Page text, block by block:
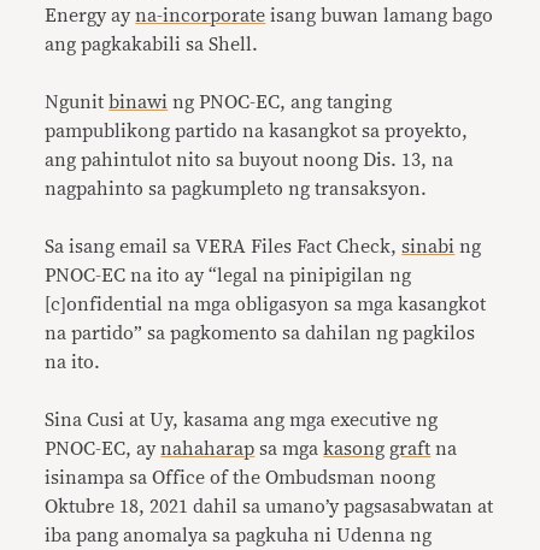
Energy ayna-incorporate isang buwan lamang bago
ang pagkakabili sa Shell.
Ngunitbinawi ng PNOC-EC, ang tanging
pampublikong partido na kasangkot sa proyekto,
ang pahintulot nito sa buyout noong Dis. 13, na
nagpahinto sa pagkumpleto ng transaksyon.
Sa isang email sa VERA Files Fact Check,sinabi ng
PNOC-EC na ito ay “legal na pinipigilan ng
[c]onfidential na mga obligasyon sa mga kasangkot
na partido” sa pagkomento sa dahilan ng pagkilos
na ito.
Sina Cusi at Uy, kasama ang mga executive ng
PNOC-EC, aynahaharap sa mga kasong graft na
isinampa sa Office of the Ombudsman noong
Oktubre 18, 2021 dahil sa umano’y pagsasabwatan at
iba pang anomalya sa pagkuha ni Udenna ng